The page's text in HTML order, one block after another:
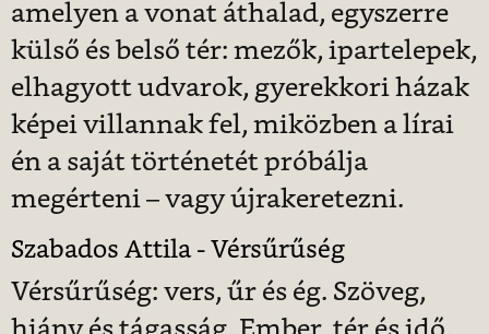
amelyen a vonat áthalad, egyszerre
külső és belső tér: mezők, ipartelepek,
elhagyott udvarok, gyerekkori házak
képei villannak fel, miközben a lírai
én a saját történetét próbálja
megérteni – vagy újrakeretezni.
Szabados Attila - Vérsűrűség
Vérsűrűség: vers, űr és ég. Szöveg,